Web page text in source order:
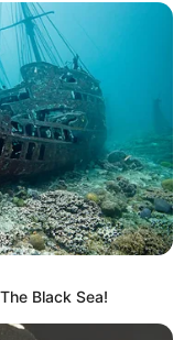
Black Sea!